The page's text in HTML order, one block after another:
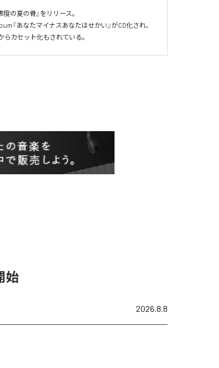
の夏の骨』をリリース。
『あなたマイナスあなたはせかい』がCD化され、
カセット化もされている。
始
2026.8.8